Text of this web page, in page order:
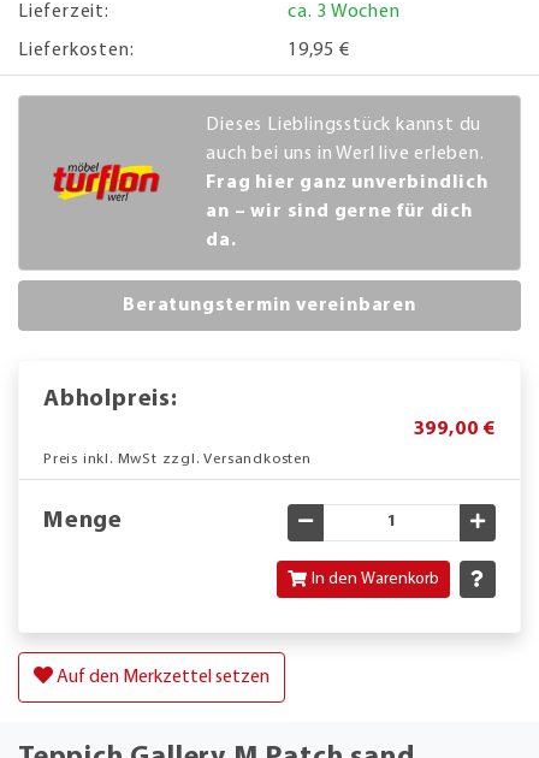
Lieferzeit:
ca. 3 Wochen
Lieferkosten:
19,95 €
Dieses Lieblingsstück kannst du
auch bei uns in Werl live erleben.
Frag hier ganz unverbindlich
an – wir sind gerne für dich
da.
Beratungstermin vereinbaren
Abholpreis:
399,00 €
Preis inkl. MwSt zzgl. Versandkosten
Menge Gewünschte Menge
In den Warenkorb
Auf den Merkzettel setzen